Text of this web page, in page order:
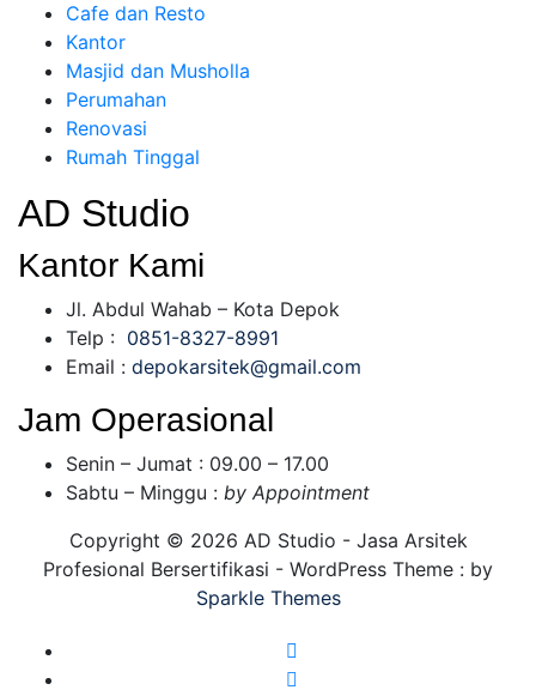
Cafe dan Resto
Kantor
Masjid dan Musholla
Perumahan
Renovasi
Rumah Tinggal
AD Studio
Kantor Kami
Jl. Abdul Wahab – Kota Depok
Telp : 0851-8327-8991
Email : depokarsitek@gmail.com
Jam Operasional
Senin – Jumat : 09.00 – 17.00
Sabtu – Minggu : by Appointment
Copyright © 2026 AD Studio - Jasa Arsitek
Profesional Bersertifikasi - WordPress Theme : by
Sparkle Themes